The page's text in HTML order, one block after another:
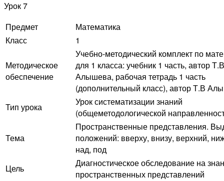
Урок 7
Предмет
Математика
Класс
1
Методическое
обеспечение
Учебно-методический комплект по
для 1 класса: учебник 1 часть, автор
Алышева, рабочая тетрадь 1 часть
(дополнительный класс), автор Т.В
Тип урока
Урок систематизации знаний
(общеметодологической
Тема
Пространственные представления.
положений: вверху, внизу, верхний,
над, под
Цель
Диагностическое обследование на
пространственных представлений